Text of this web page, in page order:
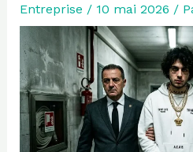
Entreprise / 10 mai 2026 /